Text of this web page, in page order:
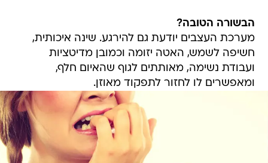
הבשורה הטובה?
מערכת העצבים יודעת גם להירגע. שינה איכותית,
חשיפה לשמש, האטה יזומה וכמובן מדיטציות
ועבודת נשימה, מאותתים לגוף שהאיום חלף,
ומאפשרים לו לחזור לתפקוד מאוזן.